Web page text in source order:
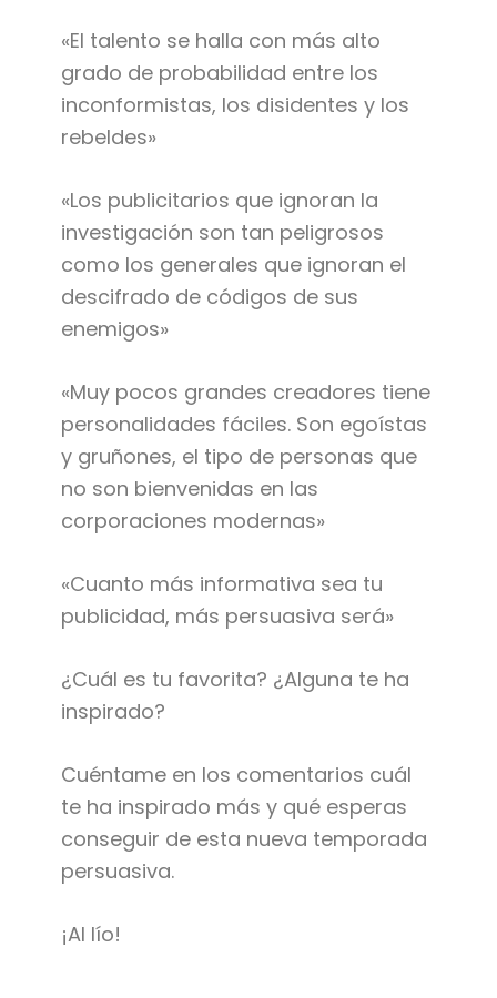
«El talento se halla con más alto
grado de probabilidad entre los
inconformistas, los disidentes y los
rebeldes»
«Los publicitarios que ignoran la
investigación son tan peligrosos
como los generales que ignoran el
descifrado de códigos de sus
enemigos»
«Muy pocos grandes creadores tiene
personalidades fáciles. Son egoístas
y gruñones, el tipo de personas que
no son bienvenidas en las
corporaciones modernas»
«Cuanto más informativa sea tu
publicidad, más persuasiva será»
¿Cuál es tu favorita? ¿Alguna te ha
inspirado?
Cuéntame en los comentarios cuál
te ha inspirado más y qué esperas
conseguir de esta nueva temporada
persuasiva.
¡Al lío!